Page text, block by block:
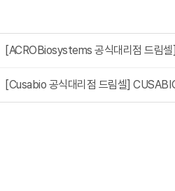
[ACROBiosystems 공식대리점 드림
[Cusabio 공식대리점 드림셀]